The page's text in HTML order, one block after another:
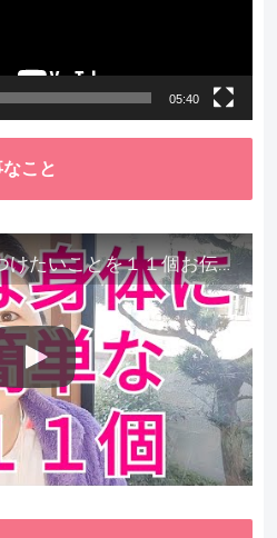
05:40
こと
今年最後に来年気をつけたいことを１１個お伝えします。